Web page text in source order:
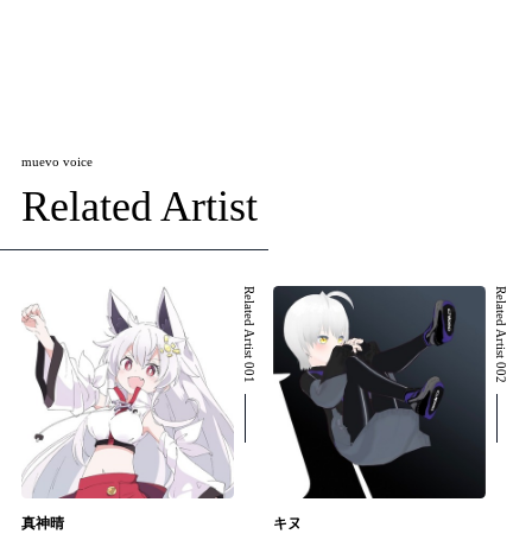
muevo voice
Related Artist
Related Artist 001
真神晴
Related Artist 002
キヌ